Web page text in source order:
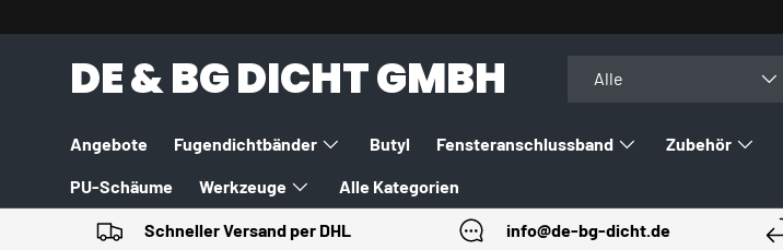
DIREKT ZUM INHALT
DE & BG DICHT GMBH Alle
Angebote Fugendichtbänder Butyl Fensteranschlussband Zubehör
PU-Schäume Werkzeuge Alle Kategorien
Schneller Versand per DHL info@de-bg-dicht.de